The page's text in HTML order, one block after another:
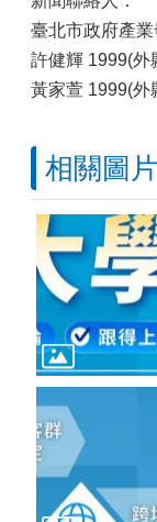
臺北市政府產業
許健輝 1999(外
黃家萱 1999(外
相關圖片